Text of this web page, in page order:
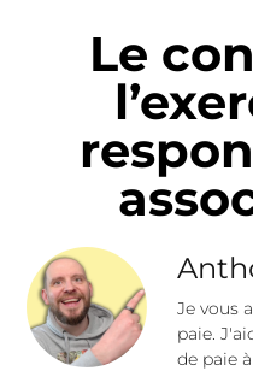
Le
Je vous
paie.
de paie